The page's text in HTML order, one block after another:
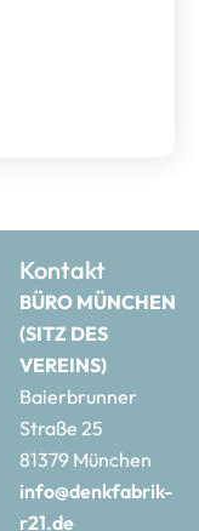
Kontakt
BÜRO MÜNCHEN
(SITZ DES
VEREINS)
Baierbrunner
Straße 25
81379 München
info@denkfabrik-
r21.de